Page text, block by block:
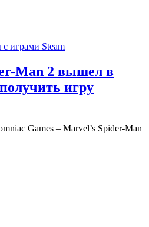
играми Steam
Man 2 вышел в
игру
Games – Marvel’s Spider-Man